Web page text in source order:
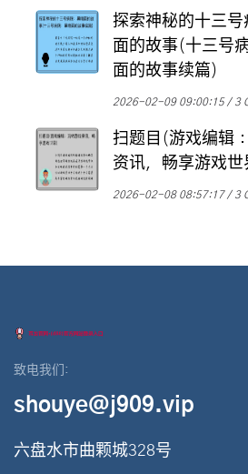
探索神秘的十三号
面的故事(十三号
面的故事续篇)
2026-02-09 09:00:15 3
扫题目(游戏编辑
资讯，畅享游戏世
2026-02-08 08:57:17 3
致电我们:
shouye@j909.vip
六盘水市曲颗城328号